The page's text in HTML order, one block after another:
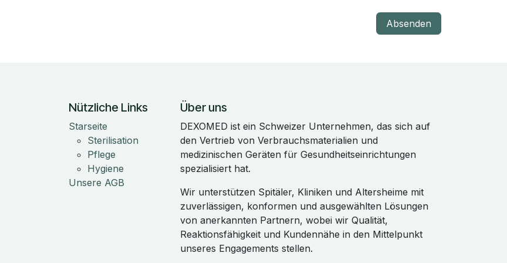
Absenden
Nützliche Links
Starseite
Sterilisation
Pflege
Hygiene
Unsere AGB
Über uns
DEXOMED ist ein Schweizer Unternehmen, das sich auf
den Vertrieb von Verbrauchsmaterialien und
medizinischen Geräten für Gesundheitseinrichtungen
spezialisiert hat.
Wir unterstützen Spitäler, Kliniken und Altersheime mit
zuverlässigen, konformen und ausgewählten Lösungen
von anerkannten Partnern, wobei wir Qualität,
Reaktionsfähigkeit und Kundennähe in den Mittelpunkt
unseres Engagements stellen.